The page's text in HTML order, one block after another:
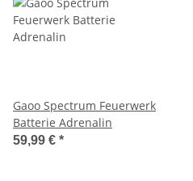
Gaoo Spectrum Feuerwerk
Batterie Adrenalin
59,99 € *